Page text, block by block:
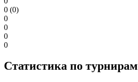
0 (0)
0
0
0
0
Статистика по турнирам